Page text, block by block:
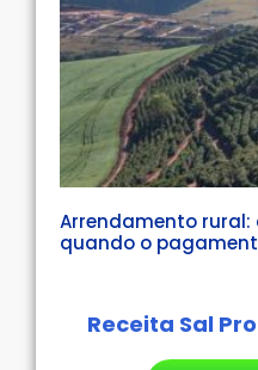
Arrendamento
quando o
Receita Sal